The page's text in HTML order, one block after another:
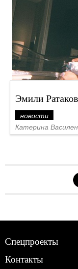
Эмили
новости
Катерина
Спецпроекты
Контакты